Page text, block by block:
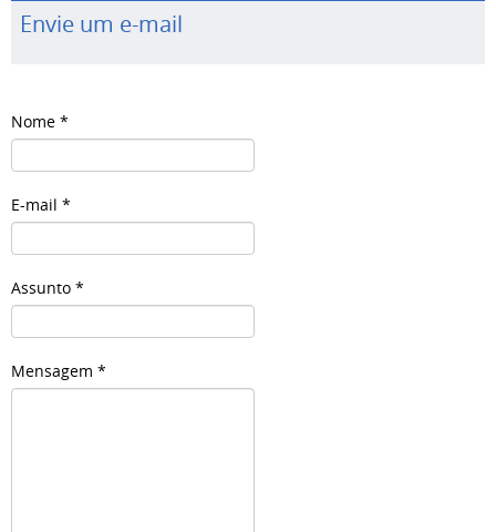
Envie um e-mail
Nome *
E-mail *
Assunto *
Mensagem *